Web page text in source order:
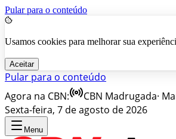
Pular para o conteúdo
Usamos cookies para melhorar sua
Aceitar
Pular para o conteúdo
Agora na CBN:
CBN Madrugada·
Sexta-feira, 7 de agosto de 2026
Menu